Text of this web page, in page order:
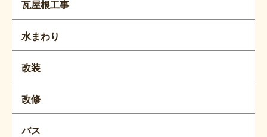
瓦屋根工事
水まわり
改装
改修
バス